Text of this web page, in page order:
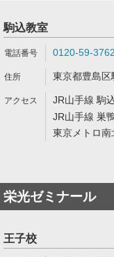
駒込教室
0120-59-3762
東京都豊島
JR山手線 駒
JR山手線 巣
東京メトロ
栄光ゼミナール
王子校